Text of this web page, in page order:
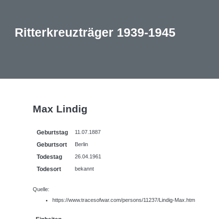
Ritterkreuzträger 1939-1945
Max Lindig
Geburtstag 11.07.1887
Geburtsort Berlin
Todestag 26.04.1961
Todesort bekannt
Quelle:
https://www.tracesofwar.com/persons/11237/Lindig-Max.htm